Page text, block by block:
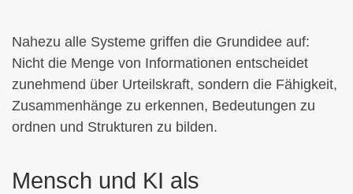
Nahezu alle Systeme griffen die Grundidee auf:
Nicht die Menge von Informationen entscheidet
zunehmend über Urteilskraft, sondern die Fähigkeit,
Zusammenhänge zu erkennen, Bedeutungen zu
ordnen und Strukturen zu bilden.
Mensch und KI als